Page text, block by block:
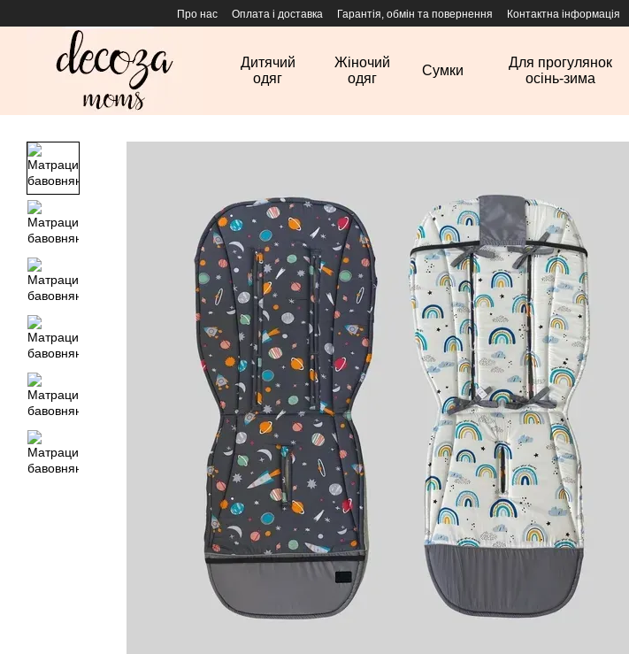
Перейти до основного контентуПро нас Оплата і доставка Гарантія, обмін та повернення Контактна інформація
Дитячий
одяг
Жіночий
одяг
Сумки
Для прогулянок
осінь-зима